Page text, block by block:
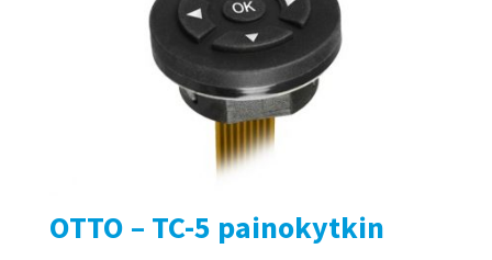
OTTO – TC-5 painokytkin